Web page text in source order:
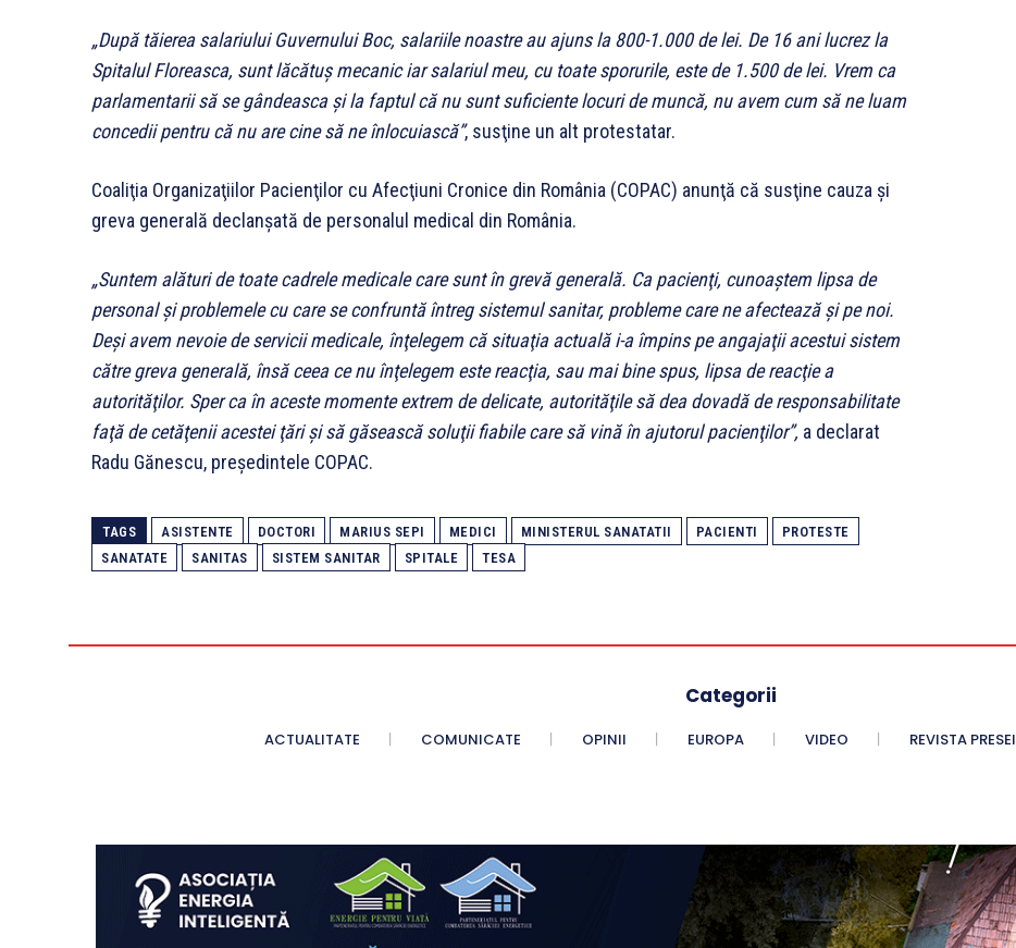
„După tăierea salariului Guvernului Boc, salariile noastre au ajuns la 800-1.000 de lei. De 16 ani lucrez la
Spitalul Floreasca, sunt lăcătuş mecanic iar salariul meu, cu toate sporurile, este de 1.500 de lei. Vrem ca
parlamentarii să se gândeasca şi la faptul că nu sunt suficiente locuri de muncă, nu avem cum să ne luam
concedii pentru că nu are cine să ne înlocuiască”, susţine un alt protestatar.
Coaliţia Organizaţiilor Pacienţilor cu Afecţiuni Cronice din România (COPAC) anunţă că susţine cauza şi
greva generală declanşată de personalul medical din România.
„Suntem alături de toate cadrele medicale care sunt în grevă generală. Ca pacienţi, cunoaştem lipsa de
personal şi problemele cu care se confruntă întreg sistemul sanitar, probleme care ne afectează şi pe noi.
Deşi avem nevoie de servicii medicale, înţelegem că situaţia actuală i-a împins pe angajaţii acestui sistem
către greva generală, însă ceea ce nu înţelegem este reacţia, sau mai bine spus, lipsa de reacţie a
autorităţilor. Sper ca în aceste momente extrem de delicate, autorităţile să dea dovadă de responsabilitate
faţă de cetăţenii acestei ţări şi să găsească soluţii fiabile care să vină în ajutorul pacienţilor”, a declarat
Radu Gănescu, preşedintele COPAC.
TAGS ASISTENTE DOCTORI MARIUS SEPI MEDICI MINISTERUL SANATATII PACIENTI
PROTESTE
SANATATE
SANITAS SISTEM SANITAR SPITALE TESA
Categorii
ACTUALITATE COMUNICATE OPINII EUROPA VIDEO REVISTA PRESEI